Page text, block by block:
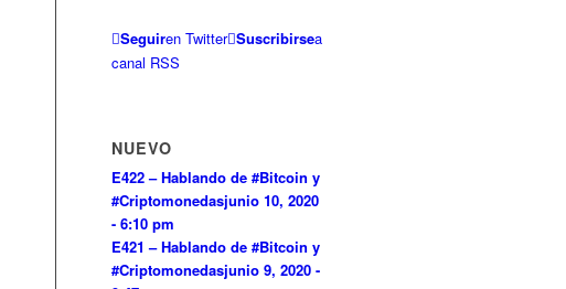
Seguiren Twitter Suscribirsea
canal RSS
NUEVO
E422 – Hablando de #Bitcoin y
#Criptomonedasjunio 10, 2020
- 6:10 pm
E421 – Hablando de #Bitcoin y
#Criptomonedasjunio 9, 2020 -